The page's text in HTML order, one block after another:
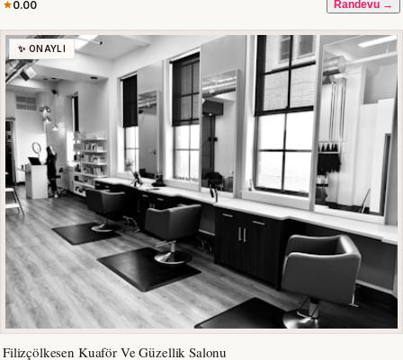
0.00 Randevu →
✨ ONAYLI
Filizçölkesen Kuaför Ve Güzellik Salonu